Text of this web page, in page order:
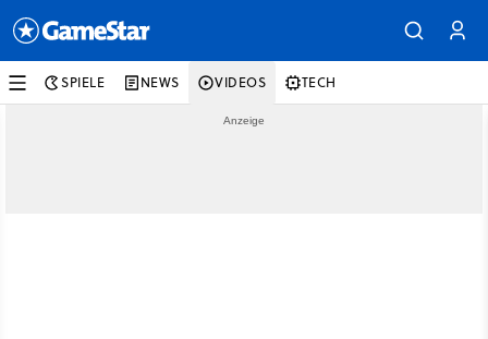
SPIELE NEWS VIDEOS TECH